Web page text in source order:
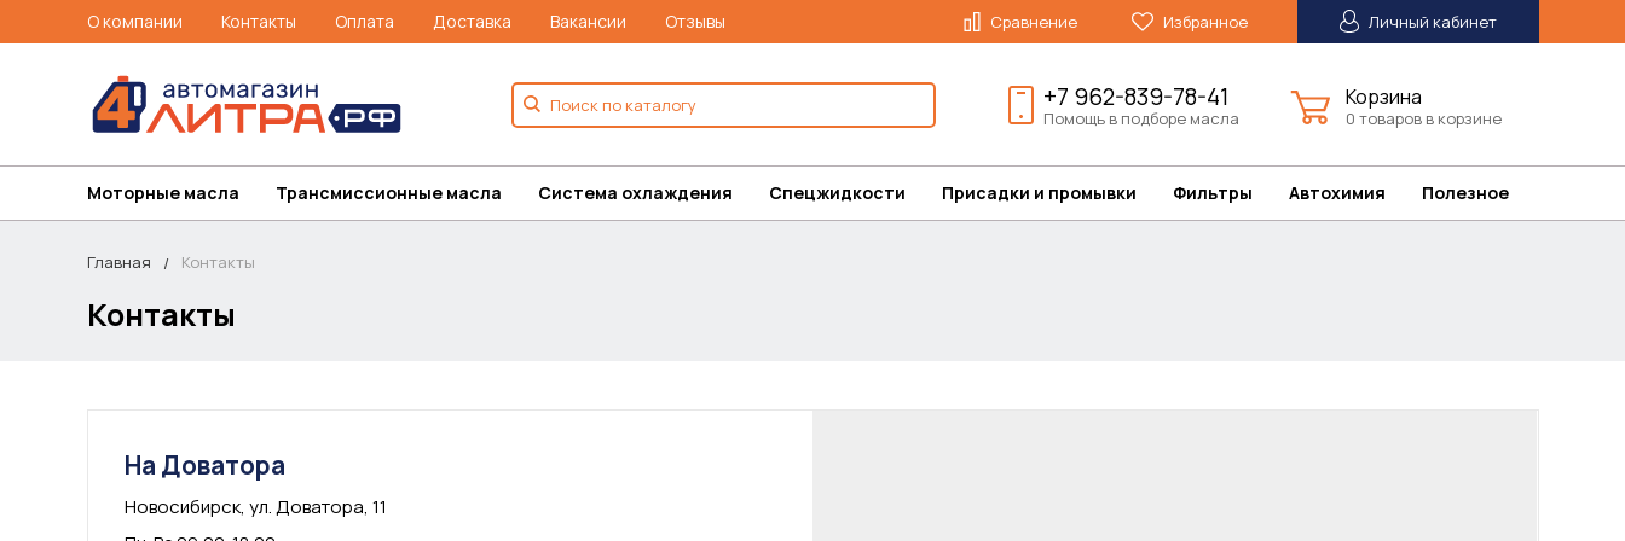
О компании Контакты Оплата Доставка Вакансии Отзывы Сравнение Избранное Личный кабинет
+7 962-839-78-41
Помощь в подборе масла
Корзина
0 товаров в корзине
Моторные масла Трансмиссионные масла Система охлаждения Спецжидкости Присадки и промывки Фильтры Автохимия Полезное
Главная Контакты
Контакты
На Доватора
Новосибирск, ул. Доватора, 11